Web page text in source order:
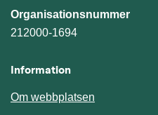
Organisationsnummer
212000-1694
Information
Om webbplatsen